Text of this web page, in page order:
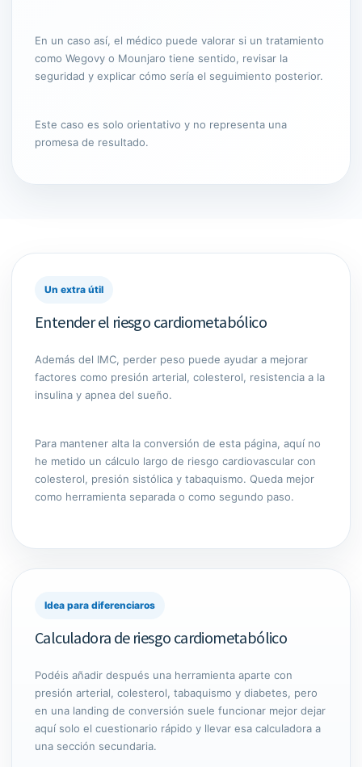
En un caso así, el médico puede valorar si un tratamiento
como Wegovy o Mounjaro tiene sentido, revisar la
seguridad y explicar cómo sería el seguimiento posterior.
Este caso es solo orientativo y no representa una
promesa de resultado.
Un extra útil
Entender el riesgo cardiometabólico
Además del IMC, perder peso puede ayudar a mejorar
factores como presión arterial, colesterol, resistencia a la
insulina y apnea del sueño.
Para mantener alta la conversión de esta página, aquí no
he metido un cálculo largo de riesgo cardiovascular con
colesterol, presión sistólica y tabaquismo. Queda mejor
como herramienta separada o como segundo paso.
Idea para diferenciaros
Calculadora de riesgo cardiometabólico
Podéis añadir después una herramienta aparte con
presión arterial, colesterol, tabaquismo y diabetes, pero
en una landing de conversión suele funcionar mejor dejar
aquí solo el cuestionario rápido y llevar esa calculadora a
una sección secundaria.